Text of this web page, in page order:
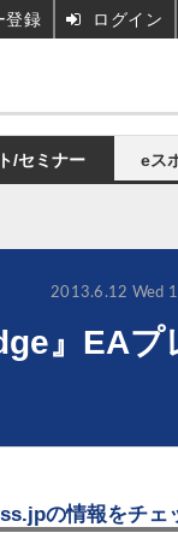
/セミナー eス
』EAプ
2013.6.12 Wed
の情報をチェ
登録 ログイン